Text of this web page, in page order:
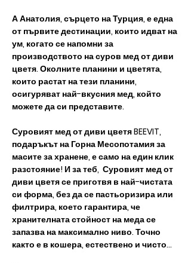
А Анатолия, сърцето на Турция, е една
от първите дестинации, които идват на
ум, когато се напомни за
производството на суров мед от диви
цветя. Околните планини и цветята,
които растат на тези планини,
осигуряват най-вкусния мед, който
можете да си представите.
Суровият мед от диви цветя BEEVIT,
подаръкът на Горна Месопотамия за
масите за хранене, е само на един клик
разстояние! И за теб, Суровият мед от
диви цветя се приготвя в най-чистата
си форма, без да се пастьоризира или
филтрира, което гарантира, че
хранителната стойност на меда се
запазва на максимално ниво. Точно
както е в кошера, естествено и чисто...